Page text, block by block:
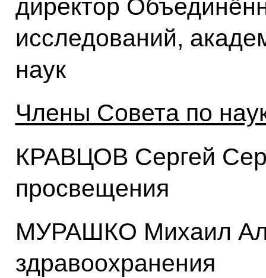
директор
исследований,
наук
Члены Совета по
КРАВЦОВ Сергей
просвещения
МУРАШКО Михаил
здравоохранения